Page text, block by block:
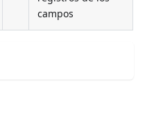
campos